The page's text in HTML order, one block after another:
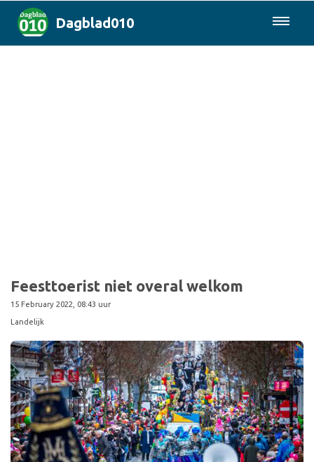
Dagblad010
Feesttoerist niet overal welkom
15 February 2022, 08:43 uur
Landelijk